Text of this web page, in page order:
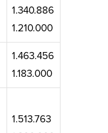
1.340.886
1.210.000
1.463.456
1.183.000
1.513.763